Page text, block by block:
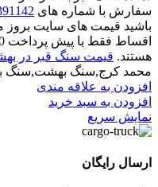
سفارش با شماره های
باشید قیمت های سایت بروز
هستند. قیمت سنگ قبر در
محمد کرج,سنگ بهشت,سنگ
افزودن به علاقه مندی
افزودن به سبد خرید
نمایش سریع
ارسال رایگان